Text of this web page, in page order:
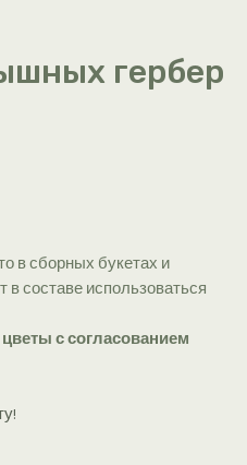
гербер
в сборных букетах и
в составе использоваться
с согласованием